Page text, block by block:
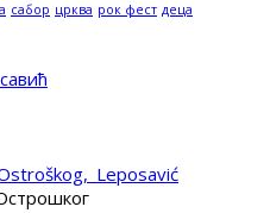
сабор црква рок фест деца